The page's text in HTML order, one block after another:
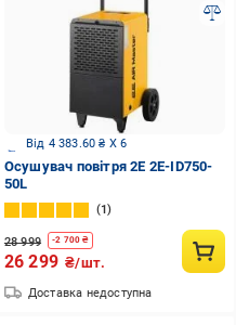
Від 4 383.60 ₴ X 6
Осушувач повітря 2E 2E-ID750-
50L
1
28 999 -2 700 ₴
26 299 ₴/шт.
Доставка недоступна